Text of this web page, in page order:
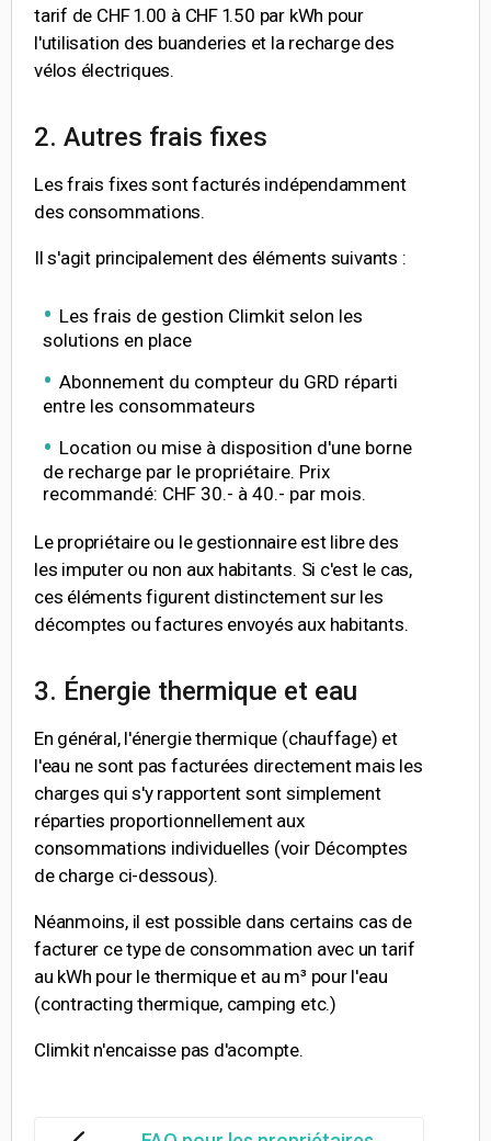
tarif de CHF 1.00 à CHF 1.50 par kWh pour
l'utilisation des buanderies et la recharge des
vélos électriques.
2. Autres frais fixes
Les frais fixes sont facturés indépendamment
des consommations.
Il s'agit principalement des éléments suivants :
Les frais de gestion Climkit selon les
solutions en place
Abonnement du compteur du GRD réparti
entre les consommateurs
Location ou mise à disposition d'une borne
de recharge par le propriétaire. Prix
recommandé: CHF 30.- à 40.- par mois.
Le propriétaire ou le gestionnaire est libre des
les imputer ou non aux habitants. Si c'est le cas,
ces éléments figurent distinctement sur les
décomptes ou factures envoyés aux habitants.
3. Énergie thermique et eau
En général, l'énergie thermique (chauffage) et
l'eau ne sont pas facturées directement mais les
charges qui s'y rapportent sont simplement
réparties proportionnellement aux
consommations individuelles (voir Décomptes
de charge ci-dessous).
Néanmoins, il est possible dans certains cas de
facturer ce type de consommation avec un tarif
au kWh pour le thermique et au m³ pour l'eau
(contracting thermique, camping etc.)
Climkit n'encaisse pas d'acompte.